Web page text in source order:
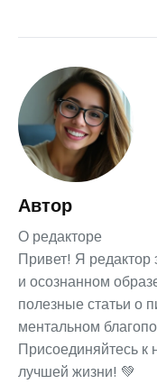
Автор
О редакторе
Привет! Я редактор
и осознанном
полезные статьи о
ментальном
Присоединяйтесь
лучшей жизни! 💚